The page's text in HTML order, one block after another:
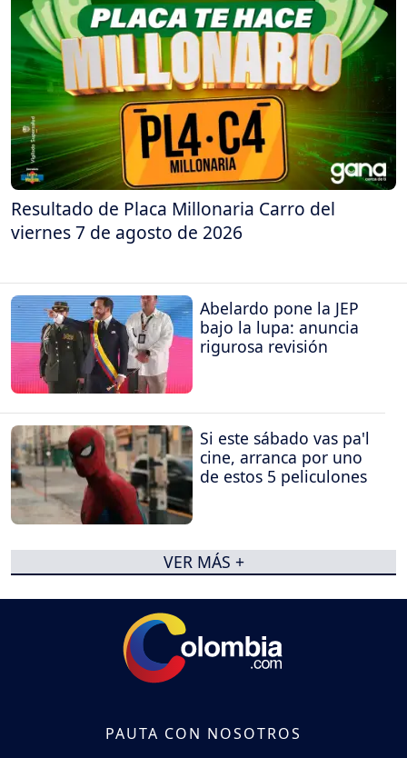
Resultado de Placa Millonaria Carro del
viernes 7 de agosto de 2026
Abelardo pone la JEP
bajo la lupa: anuncia
rigurosa revisión
Si este sábado vas pa'l
cine, arranca por uno
de estos 5 peliculones
VER MÁS +
PAUTA CON NOSOTROS